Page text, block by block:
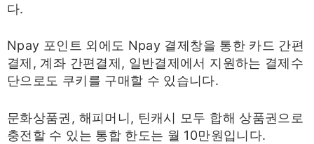
다.​
Npay 포인트 외에도 Npay 결제창을 통한 카드 간편
결제, 계좌 간편결제, 일반결제에서 지원하는 결제수
단으로도 쿠키를 구매할 수 있습니다.​
문화상품권, 해피머니, 틴캐시 모두 합해 상품권으로
충전할 수 있는 통합 한도는 월 10만원입니다.​